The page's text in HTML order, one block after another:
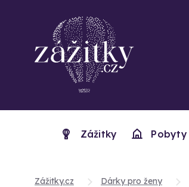
Zážitky Pobyty
Zážitky.cz Dárky pro ženy